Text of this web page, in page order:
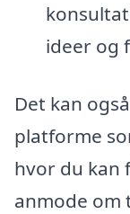
ideer og
Det kan
platforme
hvor du kan
anmode om